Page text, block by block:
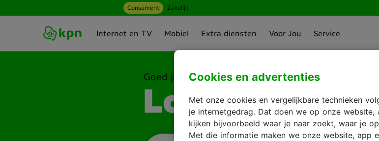
Ga naar hoofdinhoud
Consument Zakelijk
Internet en TV Mobiel Extra diensten Voor Jou Service
Goed je weer te zien
Log in met je
Cookies en advertenties
Met onze cookies en vergelijkbare technieken
je internetgedrag. Dat doen we op onze website,
kijken bijvoorbeeld waar je naar zoekt, waar je
Met die informatie maken we onze website, app